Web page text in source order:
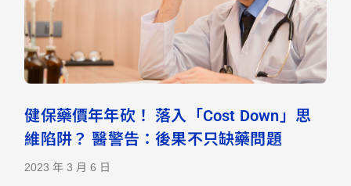
健保藥價年年砍！ 落入「Cost Down」思
維陷阱？ 醫警告：後果不只缺藥問題
2023 年 3 月 6 日